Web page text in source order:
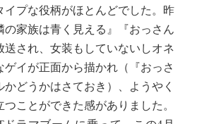
イプな役柄がほとんどでした。昨
の家族は青く見える』『おっさん
送され、女装もしていないしオネ
ゲイが正面から描かれ（『おっさ
かどうかはさておき）、ようやく
ことができた感がありました。